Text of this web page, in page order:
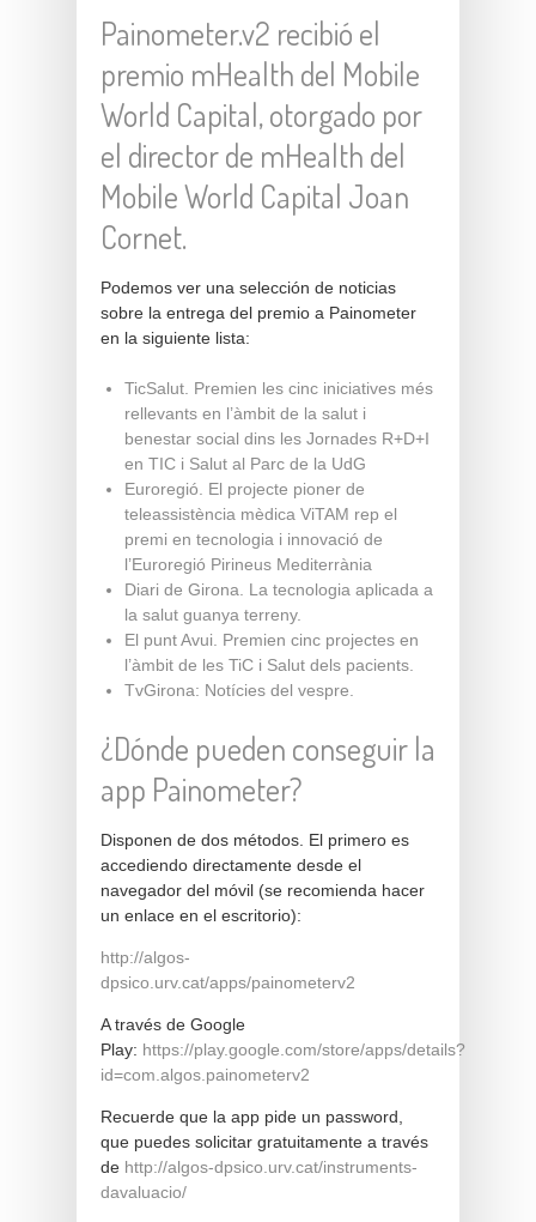
Painometer.v2 recibió el
premio mHealth del Mobile
World Capital, otorgado por
el director de mHealth del
Mobile World Capital Joan
Cornet.
Podemos ver una selección de noticias
sobre la entrega del premio a Painometer
en la siguiente lista:
TicSalut. Premien les cinc iniciatives més
rellevants en l’àmbit de la salut i
benestar social dins les Jornades R+D+I
en TIC i Salut al Parc de la UdG
Euroregió. El projecte pioner de
teleassistència mèdica ViTAM rep el
premi en tecnologia i innovació de
l’Euroregió Pirineus Mediterrània
Diari de Girona. La tecnologia aplicada a
la salut guanya terreny.
El punt Avui. Premien cinc projectes en
l’àmbit de les TiC i Salut dels pacients.
TvGirona: Notícies del vespre.
¿Dónde pueden conseguir la
app Painometer?
Disponen de dos métodos. El primero es
accediendo directamente desde el
navegador del móvil (se recomienda hacer
un enlace en el escritorio):
http://algos-
dpsico.urv.cat/apps/painometerv2
A través de Google
Play: https://play.google.com/store/apps/details?
id=com.algos.painometerv2
Recuerde que la app pide un password,
que puedes solicitar gratuitamente a través
de http://algos-dpsico.urv.cat/instruments-
davaluacio/